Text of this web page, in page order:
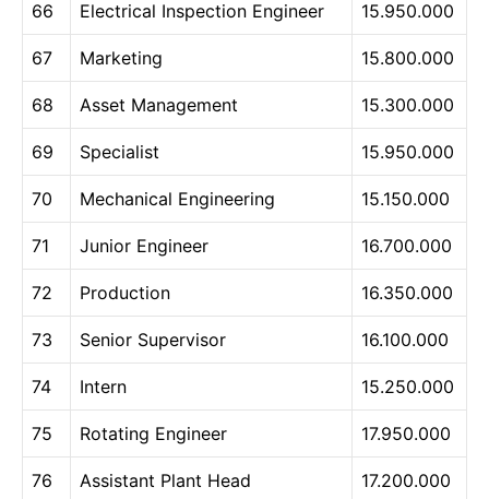
66 Electrical Inspection Engineer 15.950.000
67 Marketing 15.800.000
68 Asset Management 15.300.000
69 Specialist 15.950.000
70 Mechanical Engineering 15.150.000
71 Junior Engineer 16.700.000
72 Production 16.350.000
73 Senior Supervisor 16.100.000
74 Intern 15.250.000
75 Rotating Engineer 17.950.000
76 Assistant Plant Head 17.200.000